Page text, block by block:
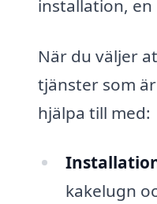
installation,
När du väljer
tjänster som
hjälpa till med:
kakelugn